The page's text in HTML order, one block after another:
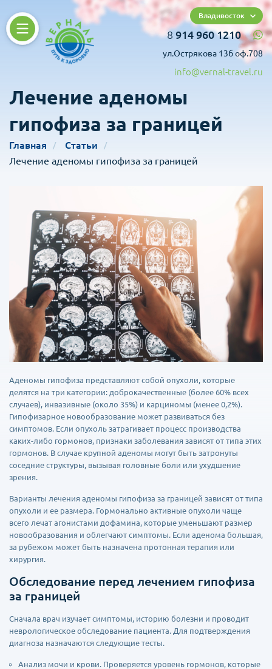
Владивосток
8 914 960 1210
ул.Острякова 13б оф.708
info@vernal-travel.ru
Лечение аденомы
гипофиза за границей
Главная
Статьи
Лечение аденомы гипофиза за границей
Аденомы гипофиза представляют собой опухоли, которые
делятся на три категории: доброкачественные (более 60% всех
случаев), инвазивные (около 35%) и карциномы (менее 0,2%).
Гипофизарное новообразование может развиваться без
симптомов. Если опухоль затрагивает процесс производства
каких-либо гормонов, признаки заболевания зависят от типа этих
гормонов. В случае крупной аденомы могут быть затронуты
соседние структуры, вызывая головные боли или ухудшение
зрения.
Варианты лечения аденомы гипофиза за границей зависят от типа
опухоли и ее размера. Гормонально активные опухоли чаще
всего лечат агонистами дофамина, которые уменьшают размер
новообразования и облегчают симптомы. Если аденома большая,
за рубежом может быть назначена протонная терапия или
хирургия.
Обследование перед лечением гипофиза
за границей
Сначала врач изучает симптомы, историю болезни и проводит
неврологическое обследование пациента. Для подтверждения
диагноза назначаются следующие тесты.
Анализ мочи и крови. Проверяется уровень гормонов, которые